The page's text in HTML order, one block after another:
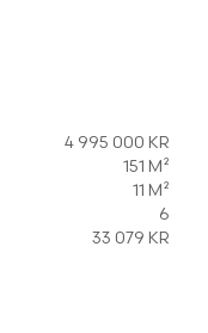
4 995 000 KR
151 M²
11 M²
6
33 079 KR